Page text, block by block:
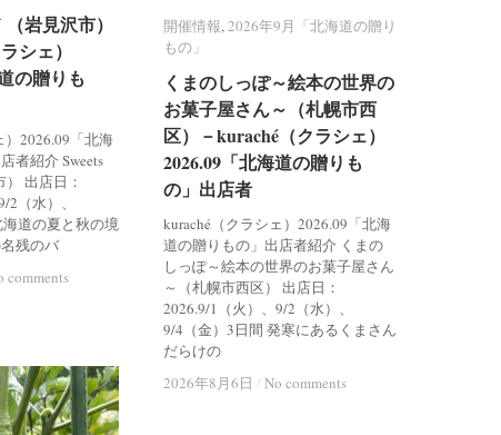
岩見沢市）
シェ）
の贈りも
）2026.09「北海
者紹介 Sweets
） 出店日：
（水）、
道の夏と秋の境
残のバ
comments
岩見沢市）
シェ）
の贈りも
comments
開催情報,2026年9月「北海道の贈り
もの」
くまのしっぽ～絵本の世界の
お菓子屋さん～（札幌市西
区）－kuraché（クラシェ）
2026.09「北海道の贈りも
の」出店者
kuraché（クラシェ）2026.09「北海
道の贈りもの」出店者紹介 くまの
しっぽ～絵本の世界のお菓子屋さん
～（札幌市西区） 出店日：
2026.9/1（火）、9/2（水）、
9/4（金）3日間 発寒にあるくまさん
だらけの
2026年8月6日 / No comments
開催情報 2026年9月「北海道の贈り
もの」
くまのしっぽ～絵本の世界の
お菓子屋さん～（札幌市西
区）－kuraché（クラシェ）
2026.09「北海道の贈りも
の」出店者
2026年8月6日 / No comments